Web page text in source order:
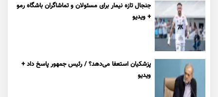
جنجال تازه نیمار برای مسئولان و تماشاگران باشگاه رمو
+ ویدیو
پزشکیان استعفا می‌دهد؟ / رئیس جمهور پاسخ داد +
ویدیو